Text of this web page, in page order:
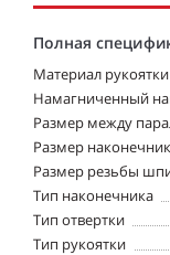
Полная
Материал рукоятки
Намагниченный
Размер между
Размер
Размер резьбы
Тип наконечника
Тип отвертки
Тип рукоятки